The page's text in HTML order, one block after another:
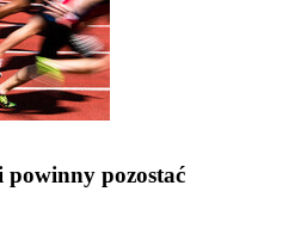
pozostać